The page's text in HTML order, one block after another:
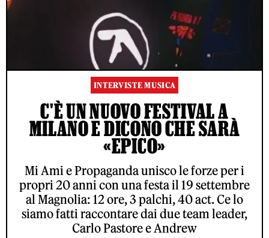
INTERVISTE MUSICA
C'È UN NUOVO FESTIVAL A
MILANO E DICONO CHE SARÀ
«EPICO»
Mi Ami e Propaganda unisco le forze per i
propri 20 anni con una festa il 19 settembre
al Magnolia: 12 ore, 3 palchi, 40 act. Ce lo
siamo fatti raccontare dai due team leader,
Carlo Pastore e Andrew